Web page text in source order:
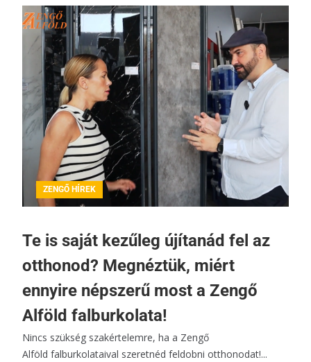
ZENGŐ HÍREK
Te is saját kezűleg újítanád fel az
otthonod? Megnéztük, miért
ennyire népszerű most a Zengő
Alföld falburkolata!
Nincs szükség szakértelemre, ha a Zengő
Alföld falburkolataival szeretnéd feldobni otthonodat!...